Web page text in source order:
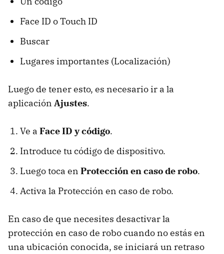
Face ID o Touch ID
Buscar
Lugares importantes (Localización)
Luego de tener esto, es necesario ir a la
aplicación Ajustes.
Ve a Face ID y código.
Introduce tu código de dispositivo.
Luego toca en Protección en caso de robo.
Activa la Protección en caso de robo.
En caso de que necesites desactivar la
protección en caso de robo cuando no estás en
una ubicación conocida, se iniciará un retraso